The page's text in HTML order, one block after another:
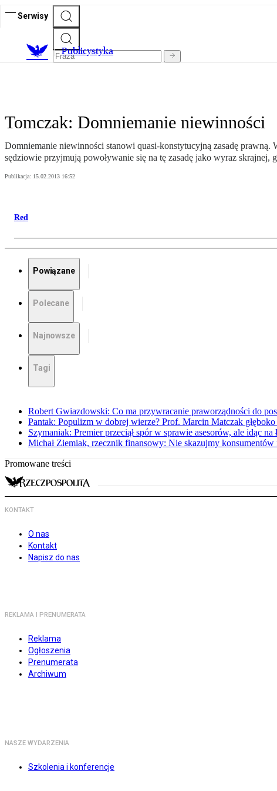
Serwisy
Publicystyka
Tomczak: Domniemanie niewinności
Domniemanie niewinności stanowi quasi-konstytucyjną zasadę
sędziowie przyjmują powoływanie się na tę zasadę jako wyraz skrajnej,
Publikacja: 15.02.2013 16:52
Red
Powiązane
Polecane
Najnowsze
Tagi
Robert Gwiazdowski: Co ma przywracanie praworządności do
Pantak: Populizm w dobrej wierze? Prof. Marcin Matczak
Szymaniak: Premier przeciął spór w sprawie asesorów, ale idąc na
Michał Ziemiak, rzecznik finansowy: Nie skazujmy konsumentów
Promowane treści
KONTAKT
O nas
Kontakt
Napisz do nas
REKLAMA I PRENUMERATA
Reklama
Ogłoszenia
Prenumerata
Archiwum
NASZE WYDARZENIA
Szkolenia i konferencje